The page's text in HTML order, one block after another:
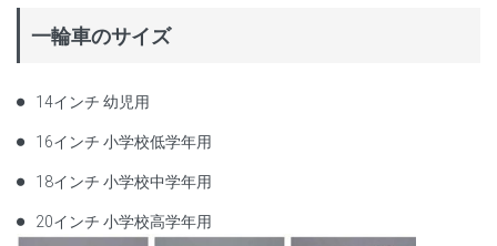
一輪車のサイズ
14インチ 幼児用
16インチ 小学校低学年用
18インチ 小学校中学年用
20インチ 小学校高学年用